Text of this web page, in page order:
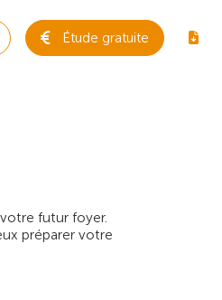
Étude gratuite
futur foyer.
préparer votre